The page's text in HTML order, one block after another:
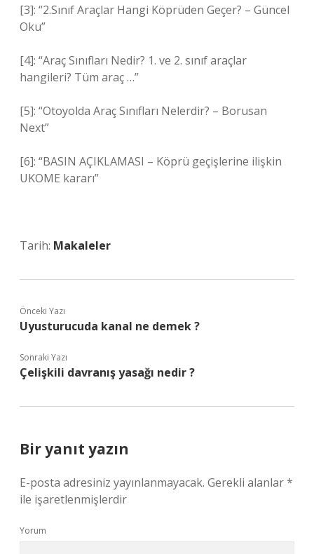
[3]: “2.Sınıf Araçlar Hangi Köprüden Geçer? – Güncel
Oku”
[4]: “Araç Sınıfları Nedir? 1. ve 2. sınıf araçlar
hangileri? Tüm araç …”
[5]: “Otoyolda Araç Sınıfları Nelerdir? – Borusan
Next”
[6]: “BASIN AÇIKLAMASI – Köprü geçişlerine ilişkin
UKOME kararı”
Tarih: Makaleler
Önceki Yazı
Uyusturucuda kanal ne demek ?
Sonraki Yazı
Çelişkili davranış yasağı nedir ?
Bir yanıt yazın
E-posta adresiniz yayınlanmayacak. Gerekli alanlar*
ile işaretlenmişlerdir
Yorum